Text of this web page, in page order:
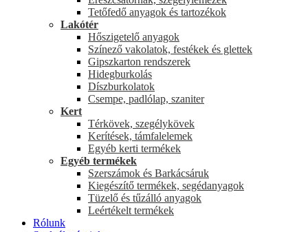
Tetőfedő anyagok és tartozékok
Lakótér
Hőszigetelő anyagok
Színező vakolatok, festékek és glettek
Gipszkarton rendszerek
Hidegburkolás
Díszburkolatok
Csempe, padlólap, szaniter
Kert
Térkövek, szegélykövek
Kerítések, támfalelemek
Egyéb kerti termékek
Egyéb termékek
Szerszámok és Barkácsáruk
Kiegészítő termékek, segédanyagok
Tüzelő és tűzálló anyagok
Leértékelt termékek
Rólunk